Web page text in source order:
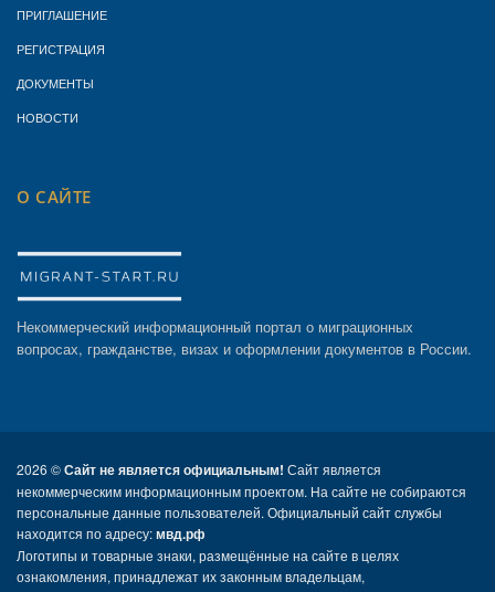
ПРИГЛАШЕНИЕ
РЕГИСТРАЦИЯ
ДОКУМЕНТЫ
НОВОСТИ
О САЙТЕ
Некоммерческий информационный портал о миграционных
вопросах, гражданстве, визах и оформлении документов в России.
2026 ©Сайт не является официальным! Сайт является
некоммерческим информационным проектом. На сайте не собираются
персональные данные пользователей. Официальный сайт службы
находится по адресу:мвд.рф
Логотипы и товарные знаки, размещённые на сайте в целях
ознакомления, принадлежат их законным владельцам,